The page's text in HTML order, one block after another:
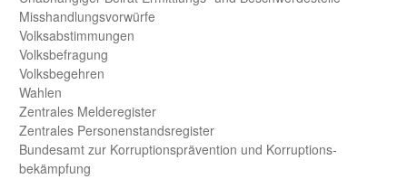
Misshandlungs­vorwürfe
Volks­abstimmungen
Volks­befragung
Volks­begehren
Wahlen
Zentrales Melde­register
Zentrales Personen­stands­register
Bundes­amt zur Korrup­tions­prävention und Korrup­tions­
bekämpfung